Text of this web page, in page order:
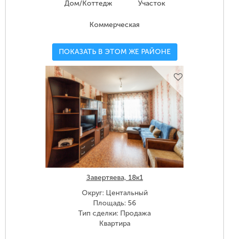
Дом/Коттедж Участок
Коммерческая
ПОКАЗАТЬ В ЭТОМ ЖЕ РАЙОНЕ
Завертяева, 18к1
Округ: Центальный
Площадь: 56
Тип сделки: Продажа
Квартира